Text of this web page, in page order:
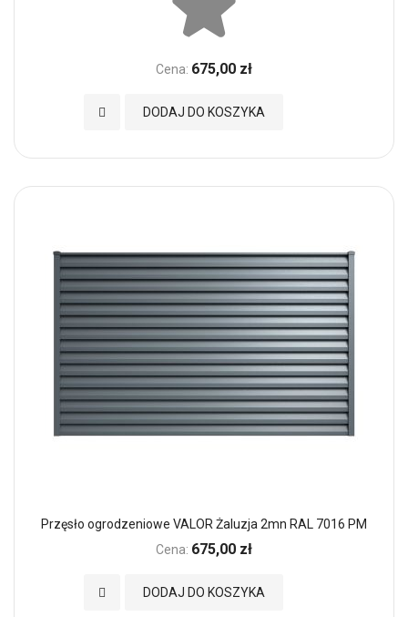
Cena: 675,00 zł
DODAJ DO KOSZYKA
Dodaj do Ulubionych
Przęsło ogrodzeniowe VALOR Żaluzja 2mn RAL 7016 PM
Cena: 675,00 zł
DODAJ DO KOSZYKA
Dodaj do Ulubionych